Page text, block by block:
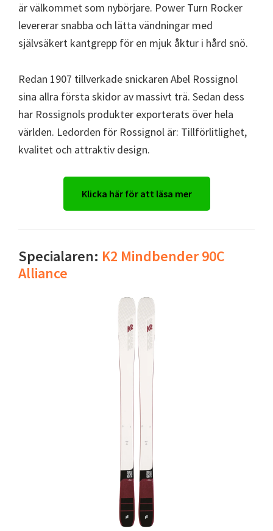
är välkommet som nybörjare. Power Turn Rocker
levererar snabba och lätta vändningar med
självsäkert kantgrepp för en mjuk åktur i hård snö.
Redan 1907 tillverkade snickaren Abel Rossignol
sina allra första skidor av massivt trä. Sedan dess
har Rossignols produkter exporterats över hela
världen. Ledorden för Rossignol är: Tillförlitlighet,
kvalitet och attraktiv design.
Klicka här för att läsa mer
Specialaren: K2 Mindbender 90C
Alliance